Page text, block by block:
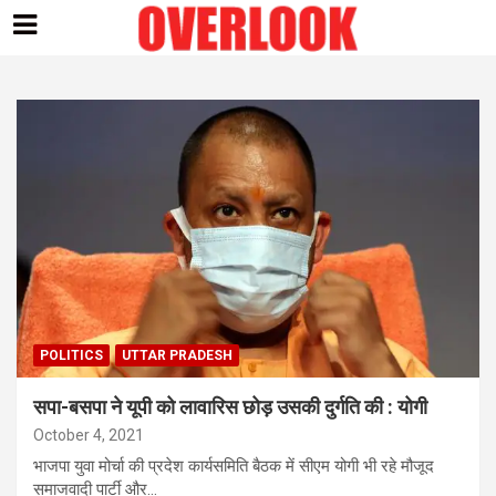
POLITICS UTTAR PRADESH
सपा-बसपा ने यूपी को लावारिस छोड़ उसकी दुर्गति की : योगी
October 4, 2021
भाजपा युवा मोर्चा की प्रदेश कार्यसमिति बैठक में सीएम योगी भी रहे मौजूद
समाजवादी पार्टी और…